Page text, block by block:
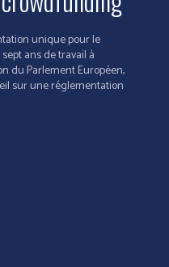
unique pour le
ans de travail à
du Parlement Européen,
sur une réglementation